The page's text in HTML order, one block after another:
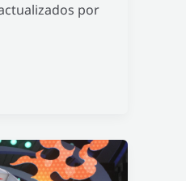
por